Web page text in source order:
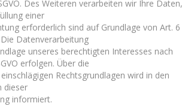
Des Weiteren verarbeiten wir Ihre Daten,
einer
erforderlich sind auf Grundlage von Art. 6
Die Datenverarbeitung
unseres berechtigten Interesses nach
erfolgen. Über die
Rechtsgrundlagen wird in den
dieser
informiert.